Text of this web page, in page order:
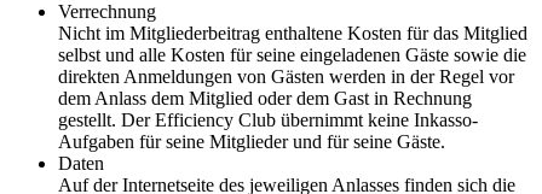
Verrechnung
Nicht im Mitgliederbeitrag enthaltene Kosten für das Mitglied
selbst und alle Kosten für seine eingeladenen Gäste sowie die
direkten Anmeldungen von Gästen werden in der Regel vor
dem Anlass dem Mitglied oder dem Gast in Rechnung
gestellt. Der Efficiency Club übernimmt keine Inkasso-
Aufgaben für seine Mitglieder und für seine Gäste.
Daten
Auf der Internetseite des jeweiligen Anlasses finden sich die